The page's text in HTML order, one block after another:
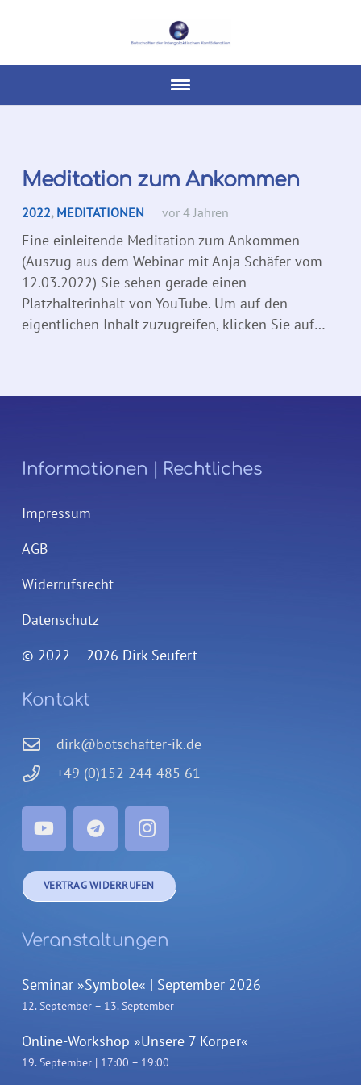
Meditation zum Ankommen
2022, MEDITATIONEN vor 4 Jahren
Eine einleitende Meditation zum Ankommen
(Auszug aus dem Webinar mit Anja Schäfer vom
12.03.2022) Sie sehen gerade einen
Platzhalterinhalt von YouTube. Um auf den
eigentlichen Inhalt zuzugreifen, klicken Sie auf…
Informationen | Rechtliches
Impressum
AGB
Widerrufsrecht
Datenschutz
© 2022 – 2026 Dirk Seufert
Kontakt
dirk@botschafter-ik.de
+49 (0)152 244 485 61
VERTRAG WIDERRUFEN
Veranstaltungen
Seminar »Symbole« | September 2026
12. September – 13. September
Online-Workshop »Unsere 7 Körper«
19. September | 17:00 – 19:00